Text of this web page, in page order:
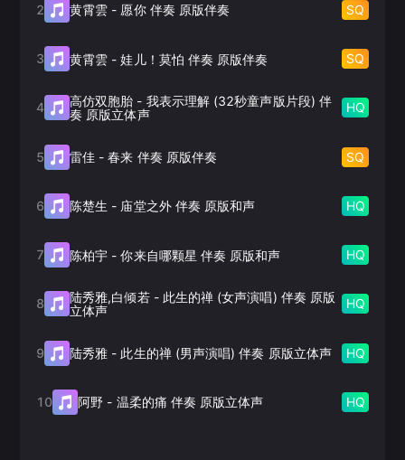
2 黄霄雲 - 愿你 伴奏 原版伴奏 SQ
3 黄霄雲 -娃儿！莫怕 伴奏 原版伴奏 SQ
4 高仿双胞胎 - 我表示理解 (32秒童声版片段) 伴
奏 原版立体声
HQ
5 雷佳 -春来 伴奏 原版伴奏 SQ
6 陈楚生 - 庙堂之外 伴奏 原版和声 HQ
7 陈柏宇 -你来自哪颗星 伴奏 原版和声 HQ
8 陆秀雅,白倾若- 此生的禅 (女声演唱) 伴奏 原版
立体声
HQ
9 陆秀雅 - 此生的禅 (男声演唱) 伴奏 原版立体声 HQ
10 阿野 - 温柔的痛 伴奏 原版立体声 HQ